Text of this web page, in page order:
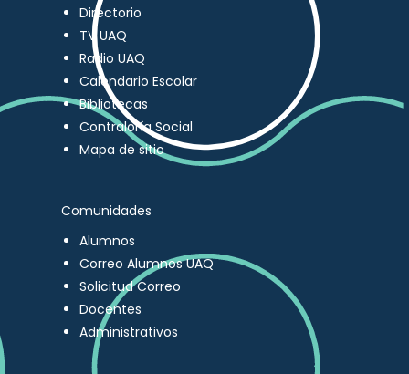
Directorio
TV UAQ
Radio UAQ
Calendario Escolar
Bibliotecas
Contraloría Social
Mapa de sitio
Comunidades
Alumnos
Correo Alumnos UAQ
Solicitud Correo
Docentes
Administrativos